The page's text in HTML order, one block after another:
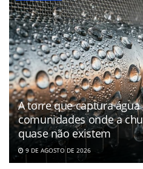
A torre que captura
comunidades onde a
quase não existem
9 DE AGOSTO DE 2026